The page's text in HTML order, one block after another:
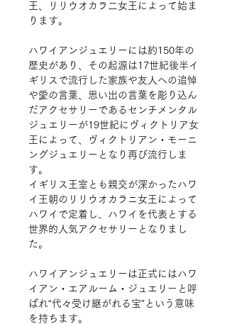
王、リリウオカラ二女王によって始ま
ります。
ハワイアンジュエリーには約 150年の
歴史があり、その起源は 17世紀後半イ
ギリスで流行した家族や友人への追悼
や愛の言葉、思い出の言葉を彫り込ん
だアクセサリーであるセンチメンタル
ジュエリーが19世紀にヴィクトリア女
王によって、ヴィクトリアン・モーニ
ングジュエリーとなり再び流行しま
す。
イギリス王室とも親交が深かったハワ
イ王朝のリリウオカラニ女王によって
ハワイで定着し、ハワイを代表とする
世界的人気アクセサリーとなりまし
た。
ハワイアンジュエリーは正式にはハワ
イアン・エアルーム・ジュエリーと呼
ばれ“代々受け継がれる宝”という意味
を持ちます。